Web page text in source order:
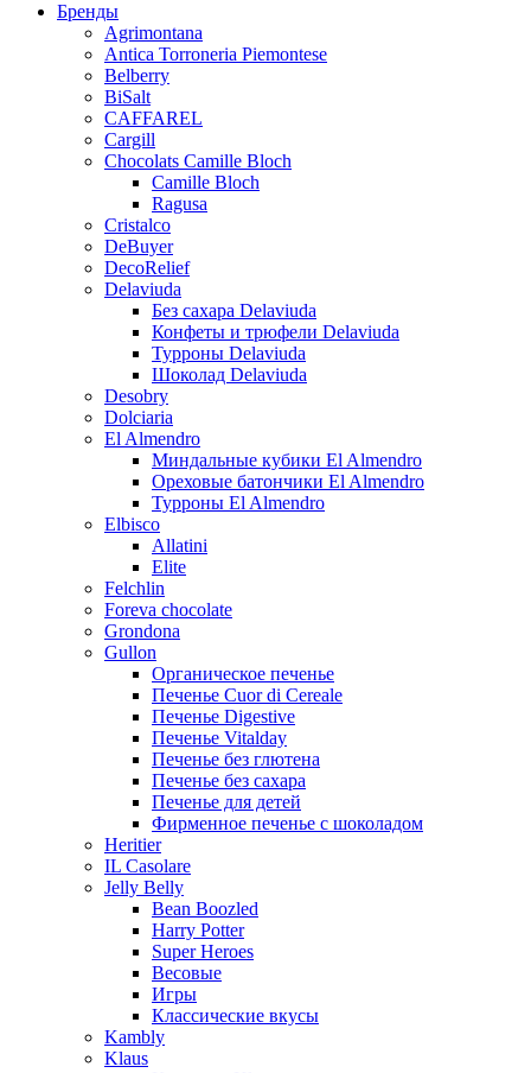
Бренды
Agrimontana
Antica Torroneria Piemontese
Belberry
BiSalt
CAFFAREL
Cargill
Chocolats Camille Bloch
Camille Bloch
Ragusa
Cristalco
DeBuyer
DecoRelief
Delaviuda
Без сахара Delaviuda
Конфеты и трюфели Delaviuda
Турроны Delaviuda
Шоколад Delaviuda
Desobry
Dolciaria
El Almendro
Миндальные кубики El Almendro
Ореховые батончики El Almendro
Турроны El Almendro
Elbisco
Allatini
Elite
Felchlin
Foreva chocolate
Grondona
Gullon
Органическое печенье
Печенье Cuor di Cereale
Печенье Digestive
Печенье Vitalday
Печенье без глютена
Печенье без сахара
Печенье для детей
Фирменное печенье с шоколадом
Heritier
IL Casolare
Jelly Belly
Bean Boozled
Harry Potter
Super Heroes
Весовые
Игры
Классические вкусы
Kambly
Klaus